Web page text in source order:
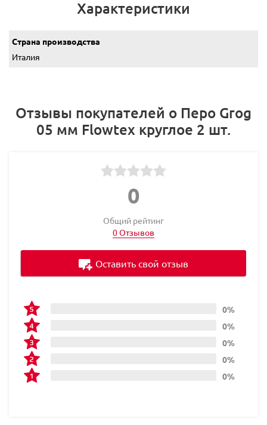
Характеристики
Страна производства
Италия
Отзывы покупателей о Перо Grog
05 мм Flowtex круглое 2 шт.
0
Общий рейтинг
0 Отзывов
0%
0%
0%
0%
0%
Оставить свой отзыв